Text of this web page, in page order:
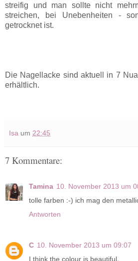
streifig und man sollte nicht
streichen, bei Unebenheiten -
getrocknet ist.
Die Nagellacke sind aktuell in 7
erhältlich.
Isa um 22:45
7 Kommentare:
Tamina 10. November 2013 um
tolle farben :-) ich mag den
Antworten
C 10. November 2013 um 09:07
I think the colour is beautiful.